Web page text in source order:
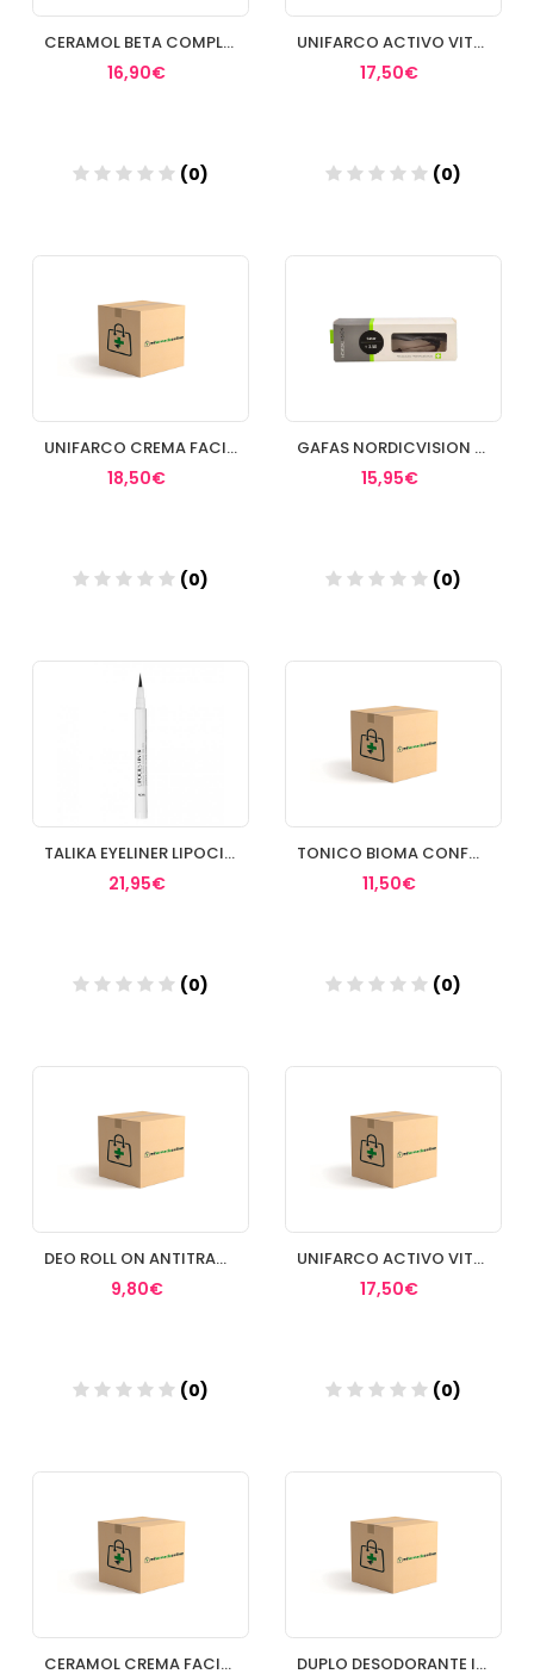
CERAMOL BETA COMPLEX 50ML
16,90€
(0)
UNIFARCO ACTIVO VITAMINA A
17,50€
(0)
UNIFARCO CREMA FACIAL SPF50
18,50€
(0)
Añadir
GAFAS NORDICVISION SATER
15,95€
(0)
TALIKA EYELINER LIPOCILS
21,95€
(0)
TONICO BIOMA CONFORT
11,50€
(0)
DEO ROLL ON ANTITRANSPIRANTE UNIFARCO
9,80€
(0)
UNIFARCO ACTIVO VITAMINA C 20%
17,50€
(0)
CERAMOL CREMA FACIAL DUPLO DESODORANTE INVISIBLE